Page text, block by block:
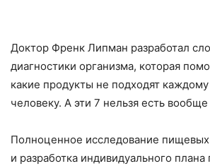
Доктор Френк Липман разработал
диагностики организма, которая
какие продукты не подходят
человеку. А эти 7 нельзя есть
Полноценное исследование
и разработка индивидуального